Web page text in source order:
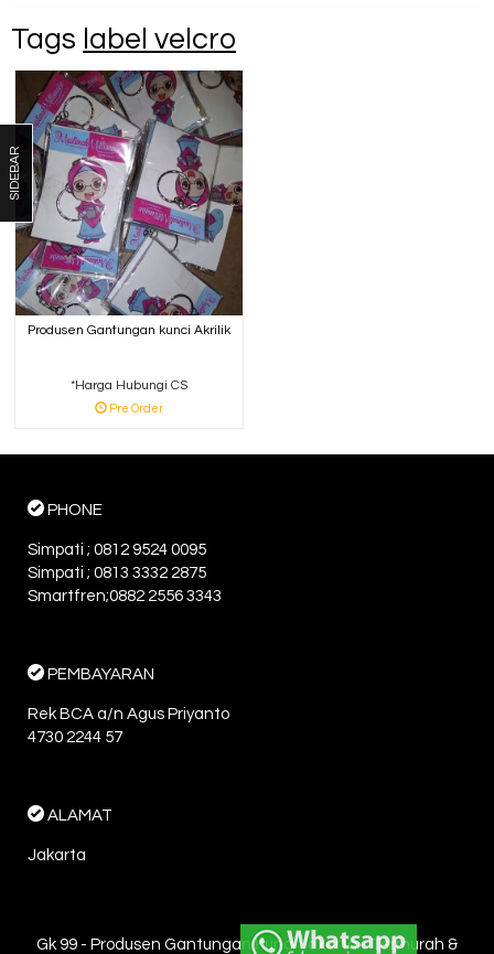
Tags label velcro
Produsen Gantungan kunci Akrilik
*Harga Hubungi CS
Pre Order
SIDEBAR
PHONE
Simpati ; 0812 9524 0095
Simpati ; 0813 3332 2875
Smartfren;0882 2556 3343
PEMBAYARAN
Rek BCA a/n Agus Priyanto
4730 2244 57
ALAMAT
Jakarta
Gk 99 - Produsen Gantungan Kunci Jakarta - Termurah &